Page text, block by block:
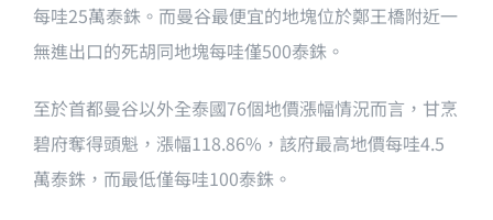
每哇25萬泰銖。而曼谷最便宜的地塊位於鄭王橋附近一
無進出口的死胡同地塊每哇僅500泰銖。
至於首都曼谷以外全泰國76個地價漲幅情況而言，甘烹
碧府奪得頭魁，漲幅118.86%，該府最高地價每哇4.5
萬泰銖，而最低僅每哇100泰銖。